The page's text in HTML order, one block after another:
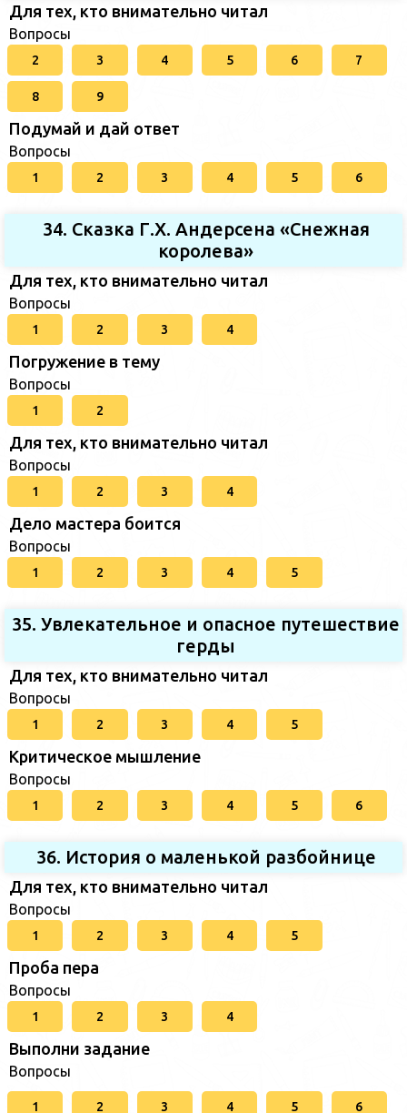
Для тех, кто внимательно читал
Вопросы
2 3 4 5 6 7
8 9
Подумай и дай ответ
Вопросы
1 2 3 4 5 6
34. Сказка Г.Х. Андерсена «Снежная
королева»
Для тех, кто внимательно читал
Вопросы
1 2 3 4
Погружение в тему
Вопросы
1 2
Для тех, кто внимательно читал
Вопросы
1 2 3 4
Дело мастера боится
Вопросы
1 2 3 4 5
35. Увлекательное и опасное путешествие
герды
Для тех, кто внимательно читал
Вопросы
1 2 3 4 5
Критическое мышление
Вопросы
1 2 3 4 5 6
36. История о маленькой разбойнице
Для тех, кто внимательно читал
Вопросы
1 2 3 4 5
Проба пера
Вопросы
1 2 3 4
Выполни задание
Вопросы
1 2 3 4 5 6